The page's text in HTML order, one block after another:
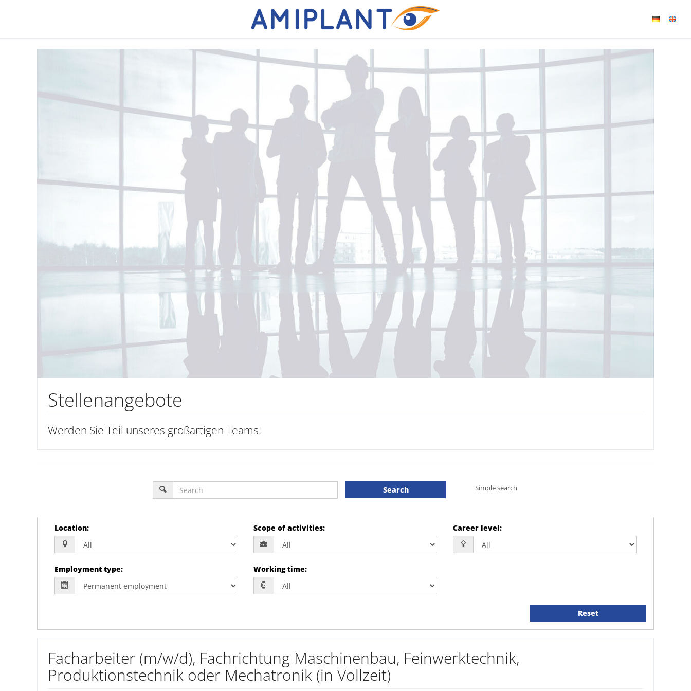
Stellenangebote
Werden Sie Teil unseres großartigen Teams!
Search Simple search
Location: Scope of activities: Career level:
Employment type: Working time:
Reset
Facharbeiter (m/w/d), Fachrichtung Maschinenbau, Feinwerktechnik,
Produktionstechnik oder Mechatronik (in Vollzeit)